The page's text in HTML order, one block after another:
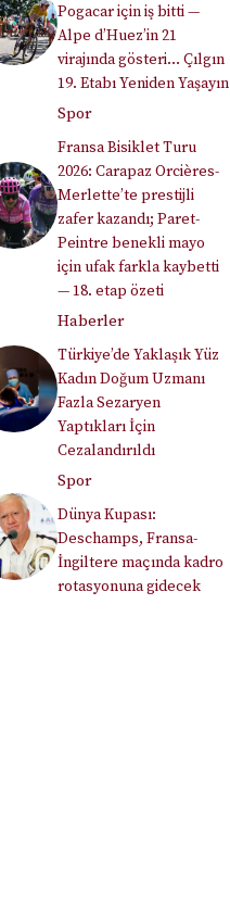
Pogacar için iş bitti —
Alpe d’Huez’in 21
virajında gösteri… Çılgın
19. Etabı Yeniden Yaşayın
Spor
Fransa Bisiklet Turu
2026: Carapaz Orcières-
Merlette’te prestijli
zafer kazandı; Paret-
Peintre benekli mayo
için ufak farkla kaybetti
— 18. etap özeti
Haberler
Türkiye’de Yaklaşık Yüz
Kadın Doğum Uzmanı
Fazla Sezaryen
Yaptıkları İçin
Cezalandırıldı
Spor
Dünya Kupası:
Deschamps, Fransa-
İngiltere maçında kadro
rotasyonuna gidecek